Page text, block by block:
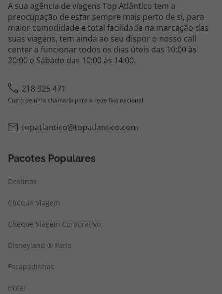
A sua agência de viagens Top Atlântico tem a
preocupação de estar sempre mais perto de si, para
maior comodidade e total facilidade na marcação das
suas viagens, tem ainda ao seu dispor o nosso call
center a funcionar todos os dias úteis das 10:00 às
20:00 e Sábado das 10:00 às 14:00.
218 925 471
Custo de uma chamada para a rede fixa nacional
topatlantico@topatlantico.com
Pacotes Populares
Destinos
Cheque Viagem
Cheque Viagem Corporativo
Disneyland ® Paris
Escapadinhas
Hotel